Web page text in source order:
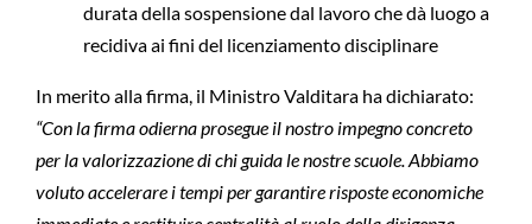
durata della sospensione dal lavoro che dà luogo a
recidiva ai fini del licenziamento disciplinare
In merito alla firma, il Ministro Valditara ha dichiarato:
“Con la firma odierna prosegue il nostro impegno concreto
per la valorizzazione di chi guida le nostre scuole. Abbiamo
voluto accelerare i tempi per garantire risposte economiche